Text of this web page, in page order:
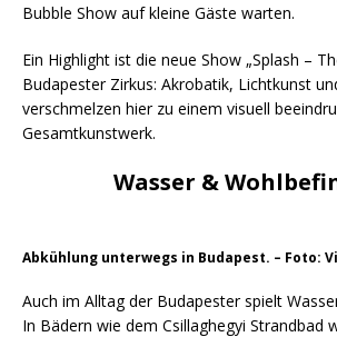
Bubble Show auf kleine Gäste warten.
Ein Highlight ist die neue Show „Splash –
Budapester Zirkus: Akrobatik, Lichtkunst
verschmelzen hier zu einem visuell
Gesamtkunstwerk.
Wasser &
Abkühlung unterwegs in Budapest. – Foto:
Auch im Alltag der Budapester spielt
In Bädern wie dem Csillaghegyi Strandbad